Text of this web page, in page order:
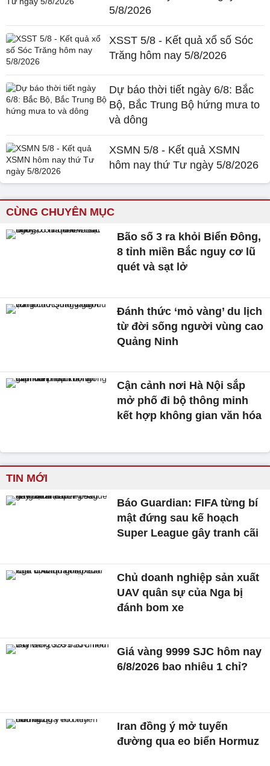
5/8/2026
XSST 5/8 - Kết quả xổ số Sóc
Trăng hôm nay 5/8/2026
Dự báo thời tiết ngày 6/8: Bắc
Bộ, Bắc Trung Bộ hứng mưa to
và dông
XSMN 5/8 - Kết quả XSMN
hôm nay thứ Tư ngày 5/8/2026
CÙNG CHUYÊN MỤC
Bão số 3 ra khỏi Biển Đông,
8 tỉnh miền Bắc nguy cơ lũ
quét và sạt lở
Đánh thức ‘mỏ vàng’ du lịch
từ đời sống người vùng cao
Quảng Ninh
Cận cảnh nơi Hà Nội sắp
mở phố đi bộ thông minh
kết hợp không gian văn hóa
TIN MỚI
Báo Guardian: FIFA từng bí
mật đứng sau kế hoạch
Super League gây tranh cãi
Chủ doanh nghiệp sản xuất
UAV quân sự của Nga bị
đánh bom xe
Giá vàng 9999 SJC hôm nay
6/8/2026 bao nhiêu 1 chỉ?
Iran đồng ý mở tuyến
đường qua eo biển Hormuz